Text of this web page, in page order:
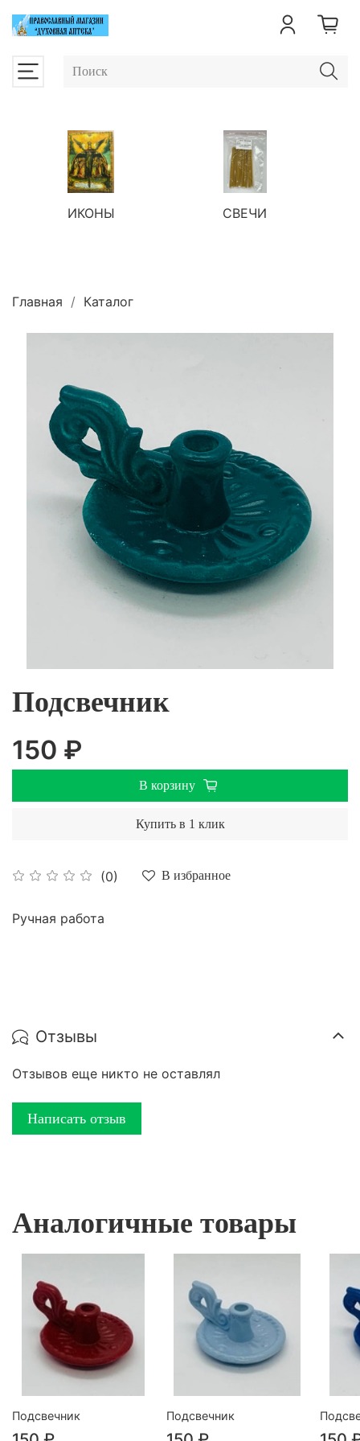
ИКОНЫ СВЕЧИ
Главная Каталог
Подсвечник
(0) В избранное
150 ₽
В корзину
Купить в 1 клик
Ручная работа
Отзывы
Отзывов еще никто не оставлял
Написать отзыв
Аналогичные товары
Подсвечник Подсвечник